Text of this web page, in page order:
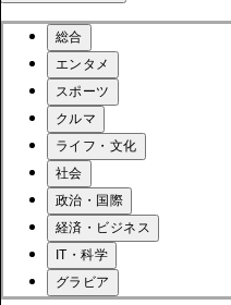
総合
エンタメ
スポーツ
クルマ
ライフ・文化
社会
政治・国際
経済・ビジネス
IT・科学
グラビア